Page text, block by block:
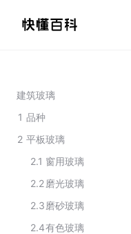
建筑玻璃
1 品种
2 平板玻璃
2.1 窗用玻璃
2.2磨光玻璃
2.3磨砂玻璃
2.4有色玻璃